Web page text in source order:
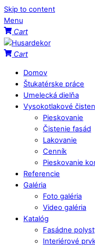
Skip to content
Menu
Cart
Cart
Domov
Štukatérske práce
Umelecká dielňa
Vysokotlakové
Pieskovanie
Čistenie fasád
Lakovanie
Cenník
Pieskovanie
Referencie
Galéria
Foto galéria
Video galéria
Katalóg
Fasádne
Interiérové